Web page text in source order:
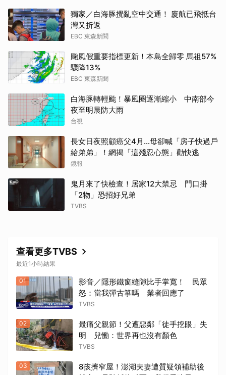
獨家／白海豚攪亂空中交通！ 廈航已飛抵台
灣又折返
EBC 東森新聞
颱風假重要指標更新！本島全歸零 馬祖57%
驟降13%
EBC 東森新聞
白海豚轉輕颱！暴風圈逐漸縮小 中南部今
夜至明晨防大雨
台視
長女日夜照顧癌父4月…母卻喊「房子快過戶
給弟弟」！網揭「這殘忍心態」勸快逃
鏡報
鬼月來了快檢查！居家12大禁忌 門口掛
「2物」恐招好兄弟
TVBS
查看更多TVBS
最近1小時結果
01
影音／隱形鐵窗縫隙比手掌寬！ 民眾
怒：當我彈古箏嗎 業者回應了
TVBS
02
最痛父親節！父遭惡鄰「徒手挖眼」失
明 兒慟：世界再也沒有顏色
TVBS
03
8孩擠窄屋！澎湖夫妻遭質疑領補助後